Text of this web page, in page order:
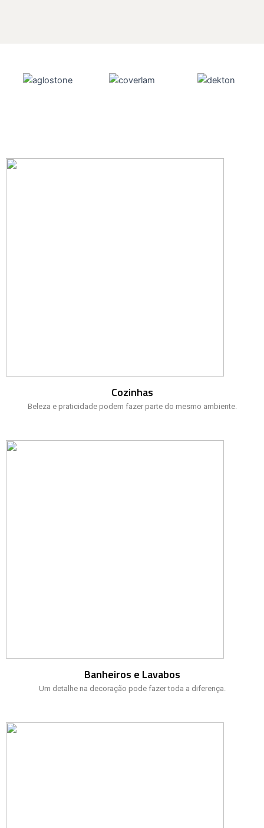
Cozinhas
Beleza e praticidade podem fazer parte do mesmo ambiente.
Banheiros e Lavabos
Um detalhe na decoração pode fazer toda a diferença.